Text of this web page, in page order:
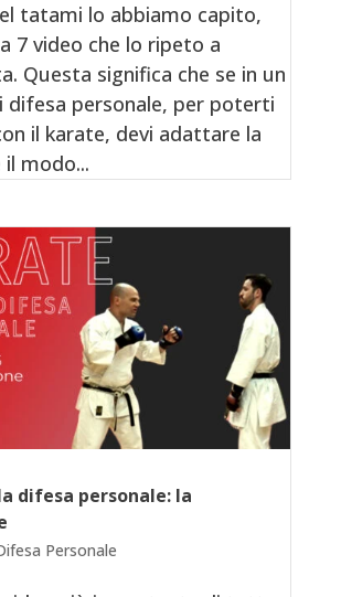
tatami lo abbiamo capito,
7 video che lo ripeto a
Questa significa che se in un
difesa personale, per poterti
il karate, devi adattare la
il modo...
difesa personale: la
Personale